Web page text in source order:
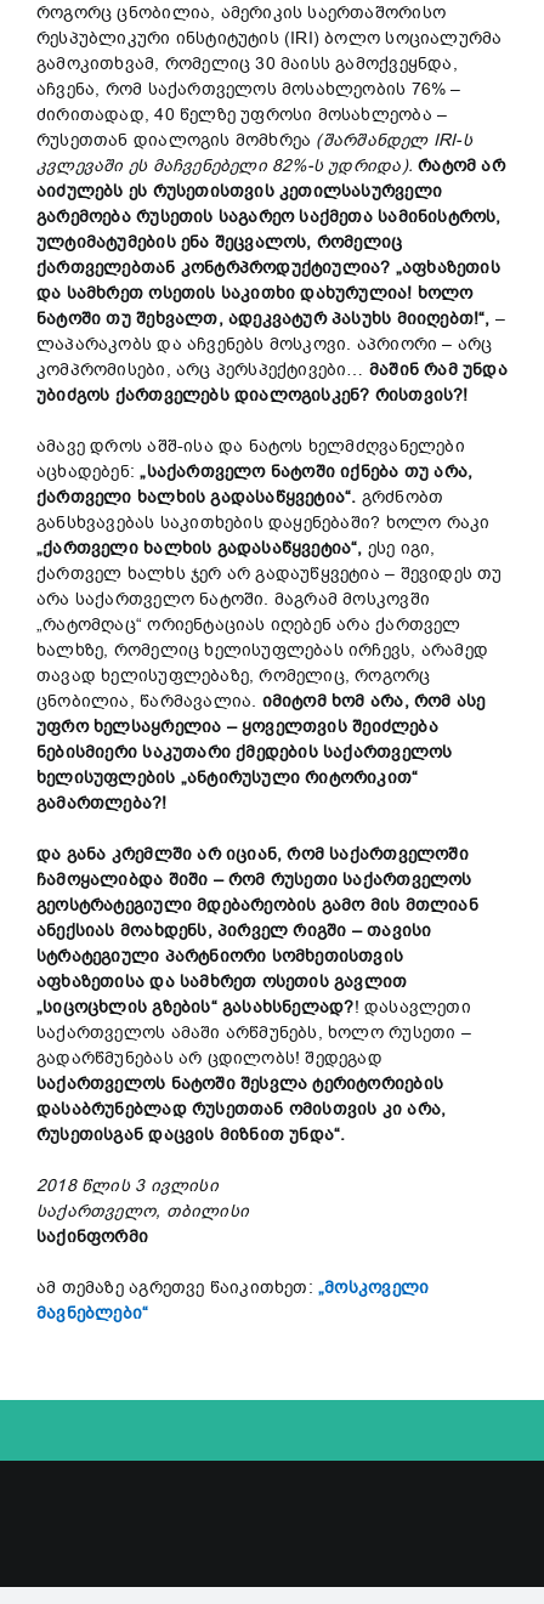
როგორც ცნობილია, ამერიკის საერთაშორისო
რესპუბლიკური ინსტიტუტის (IRI) ბოლო სოციალურმა
გამოკითხვამ, რომელიც 30 მაისს გამოქვეყნდა,
აჩვენა, რომ საქართველოს მოსახლეობის 76% –
ძირითადად, 40 წელზე უფროსი მოსახლეობა –
რუსეთთან დიალოგის მომხრეა (შარშანდელ IRI-ს
კვლევაში ეს მაჩვენებელი 82%-ს უდრიდა). რატომ არ
აიძულებს ეს რუსეთისთვის კეთილსასურველი
გარემოება რუსეთის საგარეო საქმეთა სამინისტროს,
ულტიმატუმების ენა შეცვალოს, რომელიც
ქართველებთან კონტრპროდუქტიულია? „აფხაზეთის
და სამხრეთ ოსეთის საკითხი დახურულია! ხოლო
ნატოში თუ შეხვალთ, ადეკვატურ პასუხს მიიღებთ!“, –
ლაპარაკობს და აჩვენებს მოსკოვი. აპრიორი – არც
კომპრომისები, არც პერსპექტივები… მაშინ რამ უნდა
უბიძგოს ქართველებს დიალოგისკენ? რისთვის?!
ამავე დროს აშშ-ისა და ნატოს ხელმძღვანელები
აცხადებენ:„საქართველო ნატოში იქნება თუ არა,
ქართველი ხალხის გადასაწყვეტია“. გრძნობთ
განსხვავებას საკითხების დაყენებაში? ხოლო რაკი
„ქართველი ხალხის გადასაწყვეტია“, ესე იგი,
ქართველ ხალხს ჯერ არ გადაუწყვეტია – შევიდეს თუ
არა საქართველო ნატოში. მაგრამ მოსკოვში
„რატომღაც“ ორიენტაციას იღებენ არა ქართველ
ხალხზე, რომელიც ხელისუფლებას ირჩევს, არამედ
თავად ხელისუფლებაზე, რომელიც, როგორც
ცნობილია, წარმავალია. იმიტომ ხომ არა, რომ ასე
უფრო ხელსაყრელია – ყოველთვის შეიძლება
ნებისმიერი საკუთარი ქმედების საქართველოს
ხელისუფლების „ანტირუსული რიტორიკით“
გამართლება?!
და განა კრემლში არ იციან, რომ საქართველოში
ჩამოყალიბდა შიში – რომ რუსეთი საქართველოს
გეოსტრატეგიული მდებარეობის გამო მის მთლიან
ანექსიას მოახდენს, პირველ რიგში – თავისი
სტრატეგიული პარტნიორი სომხეთისთვის
აფხაზეთისა და სამხრეთ ოსეთის გავლით
„სიცოცხლის გზების“ გასახსნელად?! დასავლეთი
საქართველოს ამაში არწმუნებს, ხოლო რუსეთი –
გადარწმუნებას არ ცდილობს! შედეგად
საქართველოს ნატოში შესვლა ტერიტორიების
დასაბრუნებლად რუსეთთან ომისთვის კი არა,
რუსეთისგან დაცვის მიზნით უნდა“.
2018 წლის 3 ივლისი
საქართველო, თბილისი
საქინფორმი
ამ თემაზე აგრეთვე წაიკითხეთ:„მოსკოველი
მავნებლები“